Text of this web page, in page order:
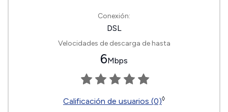
Conexión:
DSL
Velocidades de descarga de hasta
6Mbps
Calificación de usuarios (0)◊